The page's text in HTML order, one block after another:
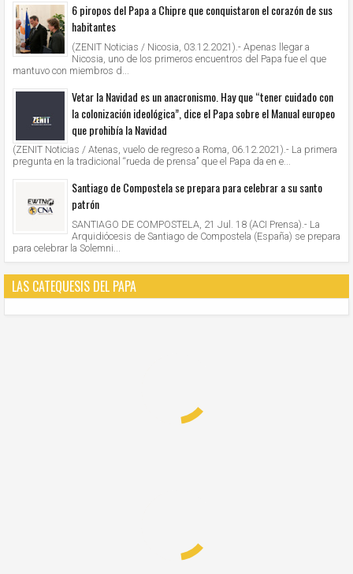
6 piropos del Papa a Chipre que conquistaron el corazón de sus
habitantes
(ZENIT Noticias / Nicosia, 03.12.2021).- Apenas llegar a
Nicosia, uno de los primeros encuentros del Papa fue el que
mantuvo con miembros d...
Vetar la Navidad es un anacronismo. Hay que “tener cuidado con
la colonización ideológica”, dice el Papa sobre el Manual europeo
que prohibía la Navidad
(ZENIT Noticias / Atenas, vuelo de regreso a Roma, 06.12.2021).- La primera
pregunta en la tradicional “rueda de prensa” que el Papa da en e...
Santiago de Compostela se prepara para celebrar a su santo
patrón
SANTIAGO DE COMPOSTELA, 21 Jul. 18 (ACI Prensa).- La
Arquidiócesis de Santiago de Compostela (España) se prepara
para celebrar la Solemni...
LAS CATEQUESIS DEL PAPA